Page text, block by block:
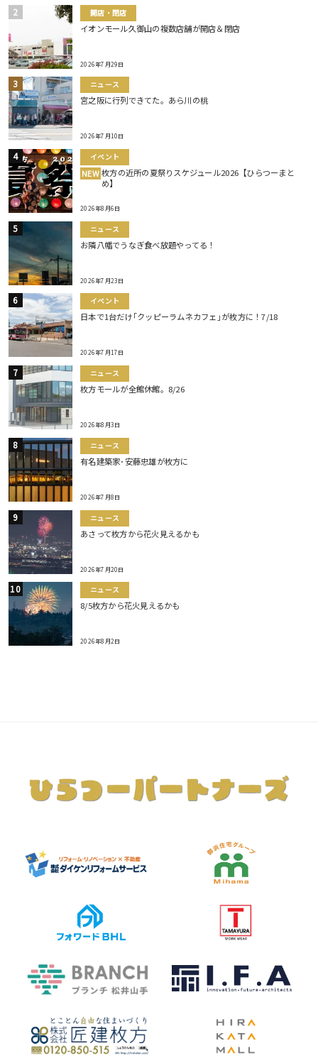
開店・閉店
イオンモール久御山の複数店舗が開店＆閉店
2026年7月29日
ニュース
宮之阪に行列できてた。あら川の桃
2026年7月10日
イベント
NEW 枚方の近所の夏祭りスケジュール2026【ひらつーまと
め】
2026年8月6日
ニュース
お隣八幡でうなぎ食べ放題やってる！
2026年7月23日
イベント
日本で1台だけ｢クッピーラムネカフェ｣が枚方に！7/18
2026年7月17日
ニュース
枚方モールが全館休館。8/26
2026年8月3日
ニュース
有名建築家･安藤忠雄が枚方に
2026年7月8日
ニュース
あさって枚方から花火見えるかも
2026年7月20日
ニュース
8/5枚方から花火見えるかも
2026年8月2日